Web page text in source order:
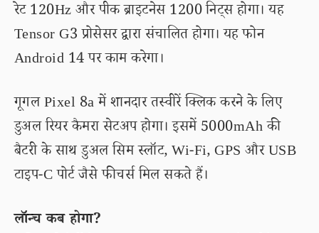
रेट 120Hz और पीक ब्राइटनेस 1200 निट्स होगा। यह
Tensor G3 प्रोसेसर द्वारा संचालित होगा। यह फोन
Android 14 पर काम करेगा।
गूगल Pixel 8a में शानदार तस्वीरें क्लिक करने के लिए
डुअल रियर कैमरा सेटअप होगा। इसमें 5000mAh की
बैटरी के साथ डुअल सिम स्लॉट, Wi-Fi, GPS और USB
टाइप-C पोर्ट जैसे फीचर्स मिल सकते हैं।
लॉन्च कब होगा?